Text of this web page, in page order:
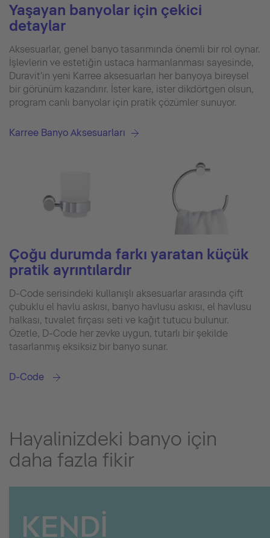
Yaşayan banyolar için çekici
detaylar
Aksesuarlar, genel banyo tasarımında önemli bir rol oynar.
İşlevlerin ve estetiğin ustaca harmanlanması sayesinde,
Duravit'in yeni Karree aksesuarları her banyoya bireysel
bir görünüm kazandırır. İster kare, ister dikdörtgen olsun,
program canlı banyolar için pratik çözümler sunuyor.
Karree Banyo Aksesuarları
Çoğu durumda farkı yaratan küçük
pratik ayrıntılardır
D-Code serisindeki kullanışlı aksesuarlar arasında çift
çubuklu el havlu askısı, banyo havlusu askısı, el havlusu
halkası, tuvalet fırçası seti ve kağıt tutucu bulunur.
Özetle, D-Code her zevke uygun, tutarlı bir şekilde
tasarlanmış eksiksiz bir banyo sunar.
D-Code
Hayalinizdeki banyo için
daha fazla fikir
KENDİ